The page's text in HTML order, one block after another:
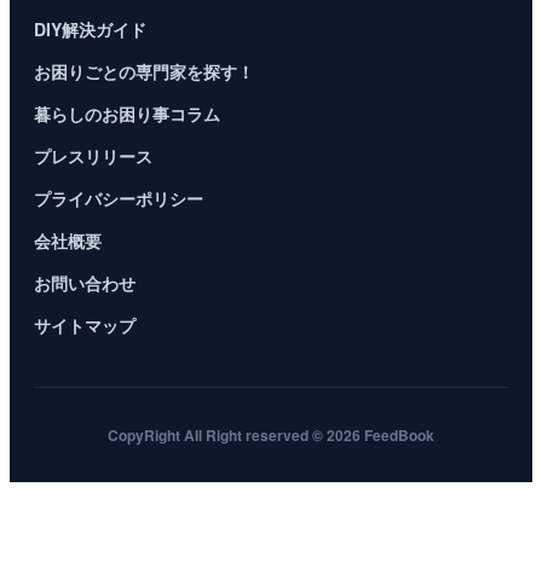
DIY解決ガイド
お困りごとの専門家を探す！
暮らしのお困り事コラム
プレスリリース
プライバシーポリシー
会社概要
お問い合わせ
サイトマップ
CopyRight All Right reserved © 2026 FeedBook